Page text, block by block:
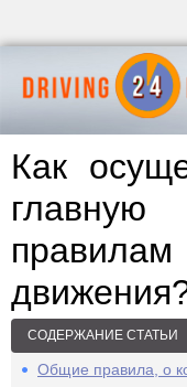
Как
СОДЕРЖАНИЕ СТАТЬИ
Общие правила, о